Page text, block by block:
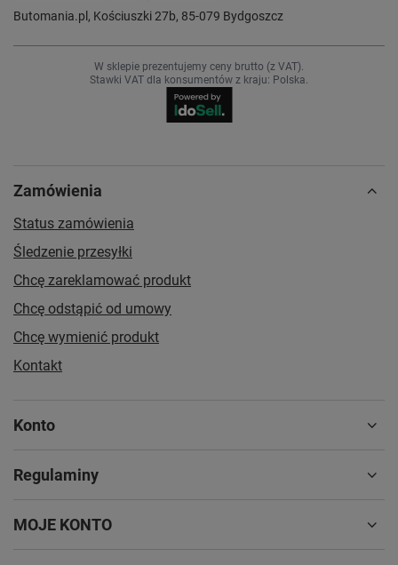
Butomania.pl , Kościuszki 27b, 85-079 Bydgoszcz
W sklepie prezentujemy ceny brutto (z VAT).
Stawki VAT dla konsumentów z kraju: Polska.
Zamówienia
Status zamówienia
Śledzenie przesyłki
Chcę zareklamować produkt
Chcę odstąpić od umowy
Chcę wymienić produkt
Kontakt
Konto
Regulaminy
MOJE KONTO